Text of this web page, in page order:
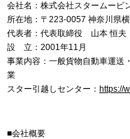
会社名：株式会社スタームービ
所在地：〒223-0057 神奈川県
代表者：代表取締役 山本 恒夫
設 立：2001年11月
事業内容：一般貨物自動車運送
業
スター引越しセンター： https://
■会社概要